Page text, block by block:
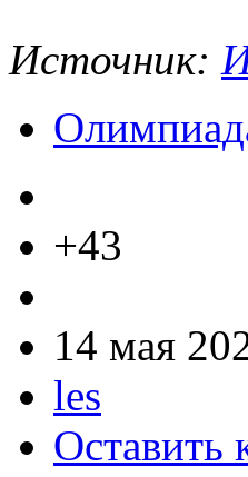
Источник:
+43
14 мая
les
Оставить